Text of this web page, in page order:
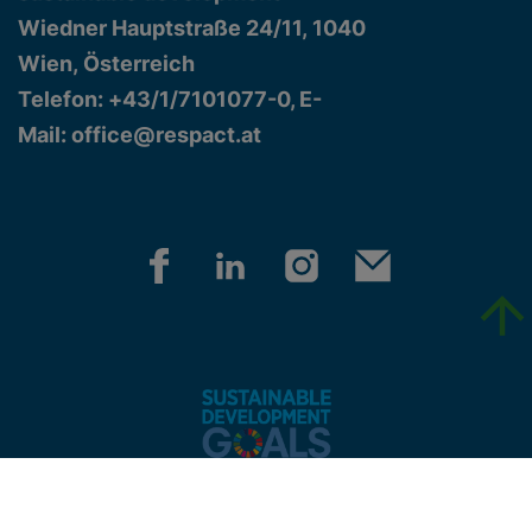
Wiedner Hauptstraße 24/11, 1040
Wien, Österreich
Telefon: +43/1/7101077-0, E-
Mail: office@respact.at